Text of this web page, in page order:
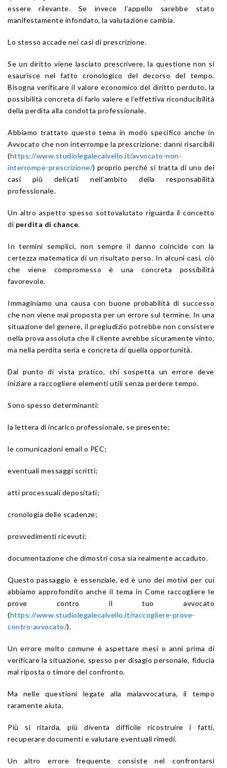
essere rilevante. Se invece l’appello sarebbe stato
manifestamente infondato, la valutazione cambia.
Lo stesso accade nei casi di prescrizione.
Se un diritto viene lasciato prescrivere, la questione non si
esaurisce nel fatto cronologico del decorso del tempo.
Bisogna verificare il valore economico del diritto perduto, la
possibilità concreta di farlo valere e l’effettiva riconducibilità
della perdita alla condotta professionale.
Abbiamo trattato questo tema in modo specifico anche in
Avvocato che non interrompe la prescrizione: danni risarcibili
(https://www.studiolegalecalvello.it/avvocato-non-
interrompe-prescrizione/) proprio perché si tratta di uno dei
casi più delicati nell’ambito della responsabilità
professionale.
Un altro aspetto spesso sottovalutato riguarda il concetto
di perdita di chance.
In termini semplici, non sempre il danno coincide con la
certezza matematica di un risultato perso. In alcuni casi, ciò
che viene compromesso è una concreta possibilità
favorevole.
Immaginiamo una causa con buone probabilità di successo
che non viene mai proposta per un errore sul termine. In una
situazione del genere, il pregiudizio potrebbe non consistere
nella prova assoluta che il cliente avrebbe sicuramente vinto,
ma nella perdita seria e concreta di quella opportunità.
Dal punto di vista pratico, chi sospetta un errore deve
iniziare a raccogliere elementi utili senza perdere tempo.
Sono spesso determinanti:
la lettera di incarico professionale, se presente;
le comunicazioni email o PEC;
eventuali messaggi scritti;
atti processuali depositati;
cronologia delle scadenze;
provvedimenti ricevuti;
documentazione che dimostri cosa sia realmente accaduto.
Questo passaggio è essenziale, ed è uno dei motivi per cui
abbiamo approfondito anche il tema in Come raccogliere le
prove contro il tuo avvocato
(https://www.studiolegalecalvello.it/raccogliere-prove-
contro-avvocato/).
Un errore molto comune è aspettare mesi o anni prima di
verificare la situazione, spesso per disagio personale, fiducia
mal riposta o timore del confronto.
Ma nelle questioni legate alla malavvocatura, il tempo
raramente aiuta.
Più si ritarda, più diventa difficile ricostruire i fatti,
recuperare documenti e valutare eventuali rimedi.
Un altro errore frequente consiste nel confrontarsi